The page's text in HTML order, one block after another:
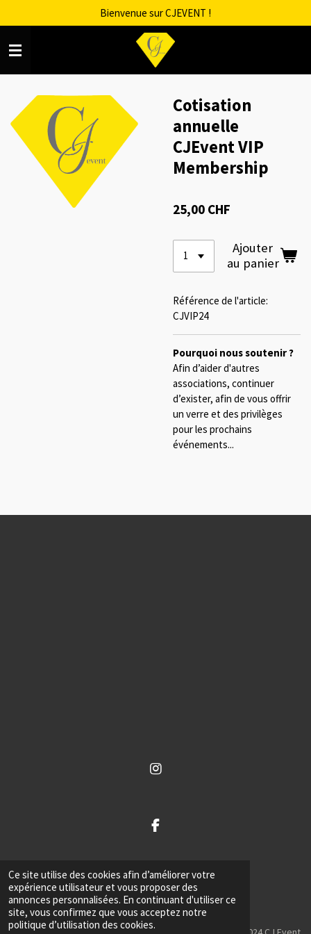
Ce site utilise des cookies afin d’améliorer votre
expérience utilisateur et vous proposer des
annonces personnalisées. En continuant d'utiliser ce
site, vous confirmez que vous acceptez notre
politique d’utilisation des cookies.
au
contenu
principal
Bienvenue sur CJEVENT !
Cotisation
annuelle
CJEvent VIP
Membership
25,00 CHF
Ajouter
au panier
Référence de l'article:
CJVIP24
Pourquoi nous soutenir ?
Afin d’aider d'autres
associations, continuer
d’exister, afin de vous offrir
un verre et des privilèges
pour les prochains
événements...
I
a
g
m
F
b
o
o
k
T
i
k
T